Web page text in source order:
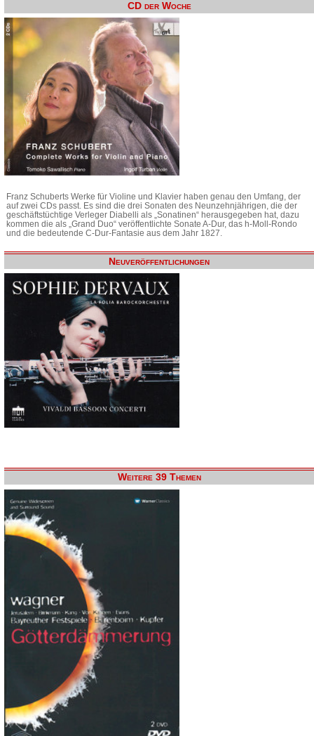
CD der Woche
Franz Schuberts Werke für Violine und Klavier haben genau den Umfang, der
auf zwei CDs passt. Es sind die drei Sonaten des Neunzehnjährigen, die der
geschäftstüchtige Verleger Diabelli als „Sonatinen“ herausgegeben hat, dazu
kommen die als „Grand Duo“ veröffentlichte Sonate A-Dur, das h-Moll-Rondo
und die bedeutende C-Dur-Fantasie aus dem Jahr 1827.
Neuveröffentlichungen
Weitere 39 Themen